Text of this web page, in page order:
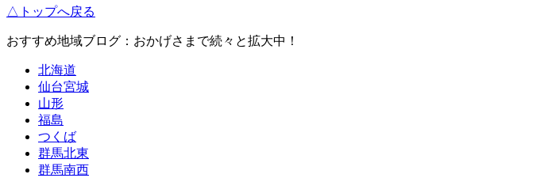
△トップへ戻る
おすすめ地域ブログ：おかげさまで続々と拡大中！
北海道
仙台宮城
山形
福島
つくば
群馬北東
群馬南西